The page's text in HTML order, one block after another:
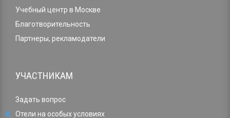
Учебный центр в Москве
Благотворительность
Партнеры, рекламодатели
УЧАСТНИКАМ
Задать вопрос
Отели на особых условиях